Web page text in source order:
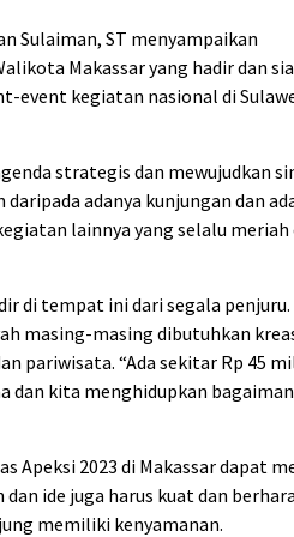
Sulaiman, ST menyampaikan
Makassar yang hadir dan
event kegiatan nasional di
strategis dan mewujudkan
adanya kunjungan dan
lainnya yang selalu meriah
di tempat ini dari segala penjuru.
masing-masing dibutuhkan
pariwisata. “Ada sekitar Rp 45
dan kita menghidupkan
Apeksi 2023 di Makassar dapat
ide juga harus kuat dan
memiliki kenyamanan.